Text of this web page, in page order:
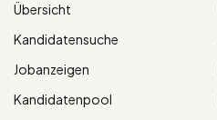
Übersicht
Kandidatensuche
Jobanzeigen
Kandidatenpool